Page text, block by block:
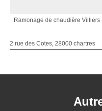
Ramonage de chaudière Villiers
2 rue des Cotes, 28000 chartres